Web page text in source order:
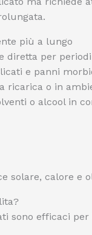
più a lungo
diretta per
e panni
ricarica o in
o alcool in
solare, calore e
sono efficaci